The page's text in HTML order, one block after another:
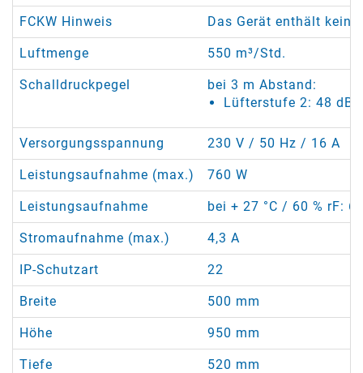
FCKW Hinweis Das Gerät enthält
Luftmenge 550 m³/Std.
Schalldruckpegel
bei 3 m Abstand:
Lüfterstufe 2: 48
Versorgungsspannung 230 V / 50 Hz / 16 A
Leistungsaufnahme (max.) 760 W
Leistungsaufnahme bei + 27 °C / 60 % rF:
Stromaufnahme (max.) 4,3 A
IP-Schutzart 22
Breite 500 mm
Höhe 950 mm
Tiefe 520 mm